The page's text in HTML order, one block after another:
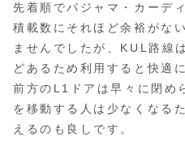
先着順でパジャマ・カーデ
積載数にそれほど余裕がな
ませんでしたが、KUL路線
どあるため利用すると快適
前方のL1ドアは早々に閉め
を移動する人は少なくなる
えるのも良しです。